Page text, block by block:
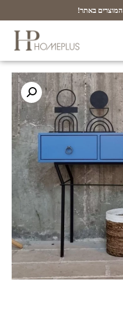
באתר!